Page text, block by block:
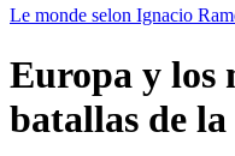
Le monde selon Ignacio
Europa y los
batallas de